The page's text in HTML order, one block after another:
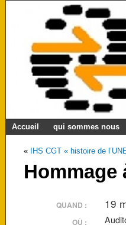
Accueil qui sommes nous
« IHS CGT « histoire de
Hommage
QUAND : 19
OÙ :